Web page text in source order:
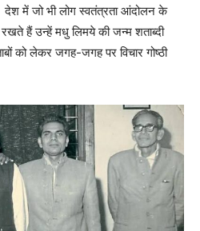
देश में जो भी लोग स्वतंत्रता आंदोलन के
रखते हैं उन्हें मधु लिमये की जन्म शताब्दी
को लेकर जगह-जगह पर विचार गोष्ठी